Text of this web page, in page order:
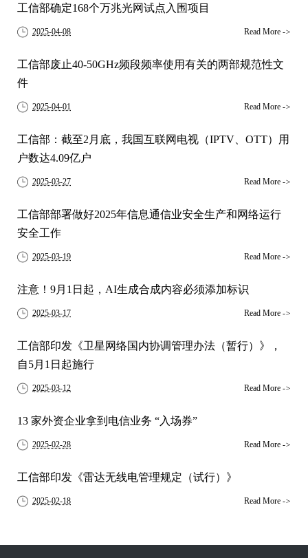
工信部确定168个万兆光网试点入围项目
2025-04-08 Read More ->
工信部废止40-50GHz频段频率使用有关的两部规范性文
件
2025-04-01 Read More ->
工信部：截至2月底，我国互联网电视（IPTV、OTT）用
户数达4.09亿户
2025-03-27 Read More ->
工信部部署做好2025年信息通信业安全生产和网络运行
安全工作
2025-03-19 Read More ->
注意！9月1日起，AI生成合成内容必须添加标识
2025-03-17 Read More ->
工信部印发《卫星网络国内协调管理办法（暂行）》，
自5月1日起施行
2025-03-12 Read More ->
13 家外资企业拿到电信业务 “入场券”
2025-02-28 Read More ->
工信部印发《雷达无线电管理规定（试行）》
2025-02-18 Read More ->